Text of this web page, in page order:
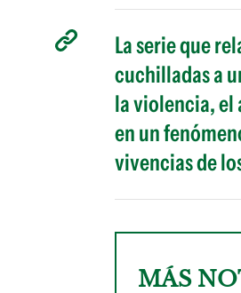
La serie que
cuchilladas a
la violencia, el
en un
vivencias de
MÁS